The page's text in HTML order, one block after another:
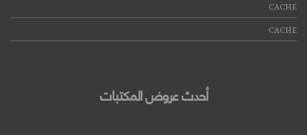
CACHE
CACHE
أحدث عروض المكتبات